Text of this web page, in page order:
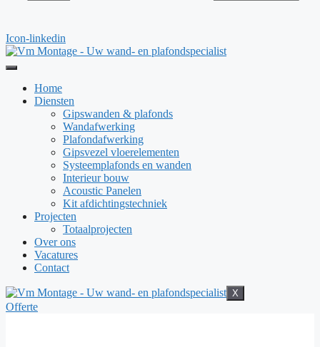
Icon-linkedin
Home
Diensten
Gipswanden & plafonds
Wandafwerking
Plafondafwerking
Gipsvezel vloerelementen
Systeemplafonds en wanden
Interieur bouw
Acoustic Panelen
Kit afdichtingstechniek
Projecten
Totaalprojecten
Over ons
Vacatures
Contact
X
Offerte